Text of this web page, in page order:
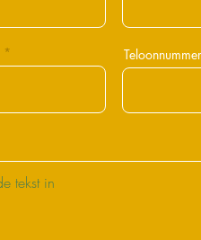
Teloonnummer